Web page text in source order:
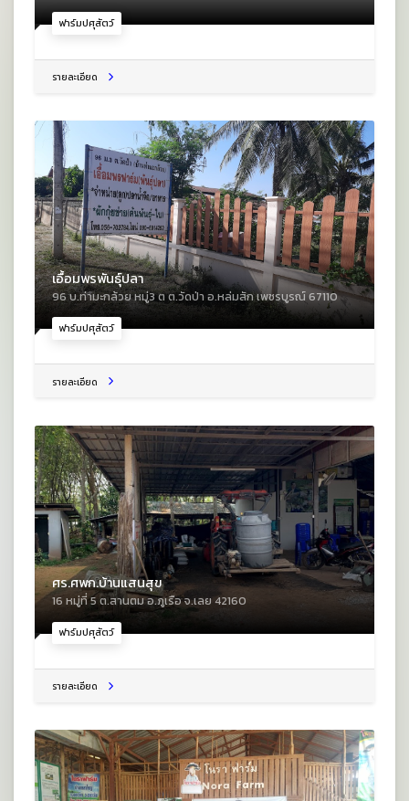
ฟาร์มปศุสัตว์
รายละเอียด
ฟาร์มปศุสัตว์
เอื้อมพรพันธุ์ปลา
96 บ.ท่ามะกล้วย หมู่3 ต ต.วัดป่า อ.หล่มสัก เพชรบูรณ์ 67110
รายละเอียด
ฟาร์มปศุสัตว์
ศร.ศพก.บ้านแสนสุข
16 หมู่ที่ 5 ต.สานตม อ.ภูเรือ จ.เลย 42160
รายละเอียด